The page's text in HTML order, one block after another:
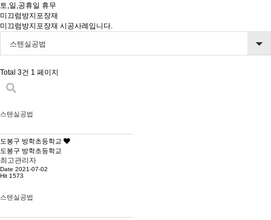
토,일,공휴일 휴무
미끄럼방지포장재
미끄럼방지포장재 시공사례입니다.
스텐실공법
Total 3건 1 페이지
스텐실공법
도봉구 방학초등학교
도봉구 방학초등학교
최고관리자
Date 2021-07-02
Hit 1573
스텐실공법